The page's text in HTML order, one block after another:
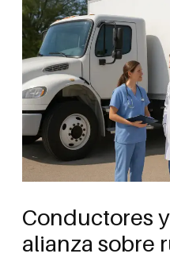
Conductores
alianza sobre